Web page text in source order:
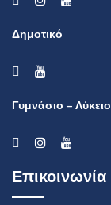
Δημοτικό
Γυμνάσιο – Λύκειο
Επικοινωνία